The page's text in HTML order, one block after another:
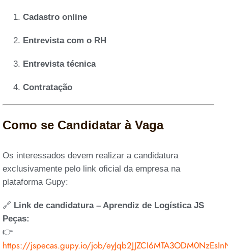
Cadastro online
Entrevista com o RH
Entrevista técnica
Contratação
Como se Candidatar à Vaga
Os interessados devem realizar a candidatura
exclusivamente pelo link oficial da empresa na
plataforma Gupy:
🔗 Link de candidatura – Aprendiz de Logística JS
Peças:
👉
https://jspecas.gupy.io/job/